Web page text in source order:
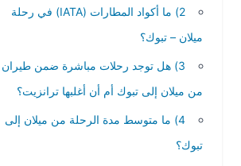
2) ما أكواد المطارات (IATA) في رحلة
ميلان – تبوك؟
3) هل توجد رحلات مباشرة ضمن طيران
من ميلان إلى تبوك أم أن أغلبها ترانزيت؟
4) ما متوسط مدة الرحلة من ميلان إلى